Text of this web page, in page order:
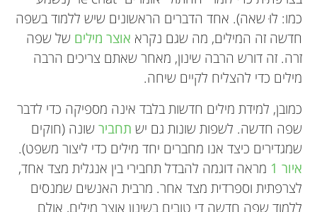
כמו: לוּ שאה). אחד הדברים הראשונים שיש ללמוד בשפה
חדשה זה המילים, מה שגם נקרא אוצר מילים של שפה
זרה. זה דורש הרבה שינון, מאחר שאתם צריכים הרבה
מילים כדי להצליח לקיים שיחה.
כמובן, למידת מילים חדשות בלבד אינה מספיקה כדי לדבר
שפה חדשה. לשפות שונות גם יש תחבירשונה (חוקים
שמגדירים כיצד אנו מחברים יחד מילים כדי ליצור משפט).
איור 1
מראה דוגמה להבדל תחבירי בין אנגלית מצד אחד,
לצרפתית וספרדית מצד אחר. מרבית האנשים שמנסים
ללמוד שפה חדשה די טובים בשינון אוצר מילים, אולם